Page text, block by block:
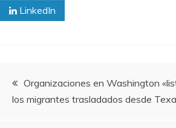
LinkedIn
Navegación
de
Organizaciones en Washington
los migrantes trasladados desde